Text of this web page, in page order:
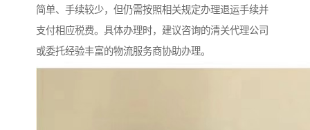
简单、手续较少，但仍需按照相关规定办理退运手续并
支付相应税费。具体办理时，建议咨询的清关代理公司
或委托经验丰富的物流服务商协助办理。